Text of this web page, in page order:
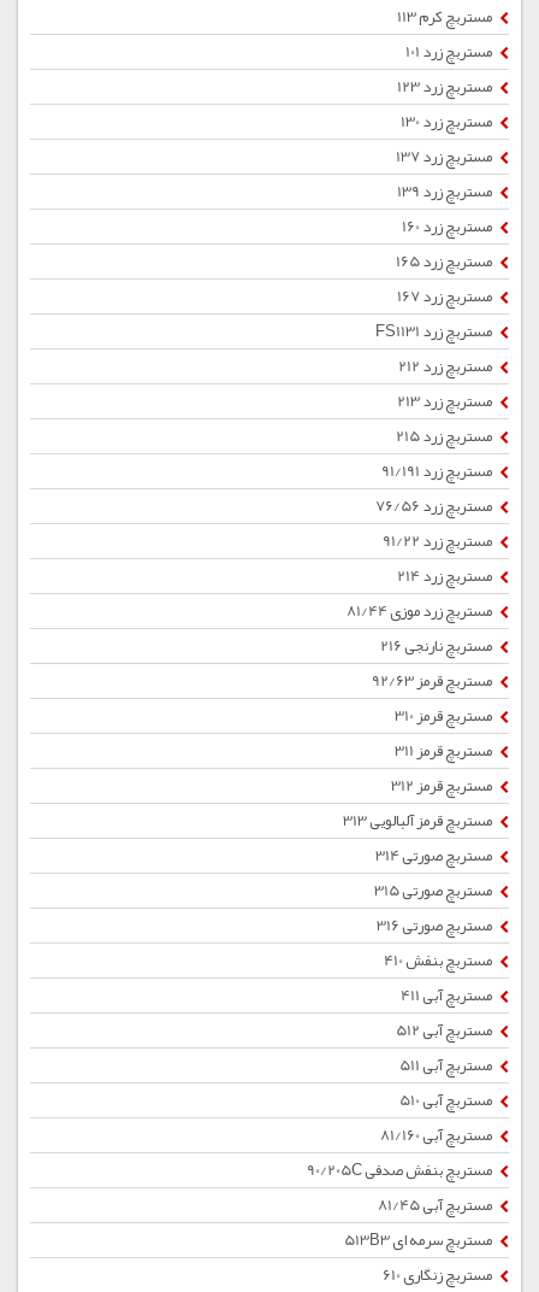
مستربچ کرم 113
مستربچ زرد 101
مستربچ زرد 123
مستربچ زرد 130
مستربچ زرد 137
مستربچ زرد 139
مستربچ زرد 160
مستربچ زرد 165
مستربچ زرد 167
مستربچ زرد FS1131
مستربچ زرد 212
مستربچ زرد 213
مستربچ زرد 215
مستربچ زرد 91/191
مستربچ زرد 76/56
مستربچ زرد 91/22
مستربچ زرد 214
مستربچ زرد موزی 81/44
مستربچ نارنجی 216
مستربچ قرمز 92/63
مستربچ قرمز 310
مستربچ قرمز 311
مستربچ قرمز 312
مستربچ قرمز آلبالویی 313
مستربچ صورتی 314
مستربچ صورتی 315
مستربچ صورتی 316
مستربچ بنفش 410
مستربچ آبی 411
مستربچ آبی 512
مستربچ آبی 511
مستربچ آبی 510
مستربچ آبی 81/160
مستربچ بنفش صدفی 90/205C
مستربچ آبی 81/45
مستربچ سرمه ای 513B3
مستربچ زنگاری 610